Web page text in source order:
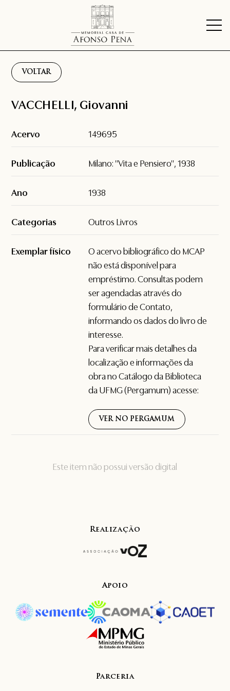
VOLTAR
Este item não possui versão digital
VACCHELLI, Giovanni
Acervo 149695
Publicação Milano: "Vita e Pensiero", 1938
Ano 1938
Categorias Outros Livros
Exemplar físico
O acervo bibliográfico do MCAP
não está disponível para
empréstimo. Consultas podem
ser agendadas através do
formulário deContato,
informando os dados do livro de
interesse.
Para verificar mais detalhes da
localização e informações da
obra no Catálogo da Biblioteca
da UFMG (Pergamum) acesse:
VER NO PERGAMUM
Realização
Apoio
Parceria